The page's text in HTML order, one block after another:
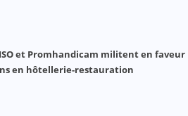
et Promhandicam militent en faveur
en hôtellerie-restauration